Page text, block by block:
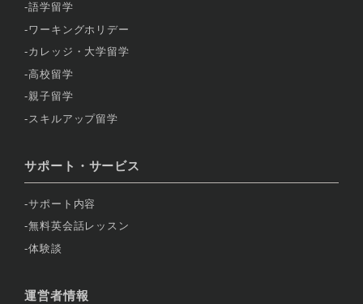
語学留学
ワーキングホリデー
カレッジ・大学留学
高校留学
親子留学
スキルアップ留学
サポート・サービス
サポート内容
無料英会話レッスン
体験談
運営者情報